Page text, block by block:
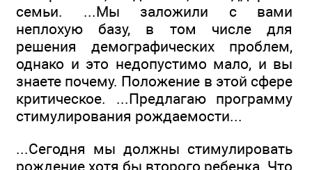
семьи. ...Мы заложили с вами
неплохую базу, в том числе для
решения демографических проблем,
однако и это недопустимо мало, и вы
знаете почему. Положение в этой сфере
критическое. ...Предлагаю программу
стимулирования рождаемости...
...Сегодня мы должны стимулировать
рождение хотя бы второго ребенка. Что